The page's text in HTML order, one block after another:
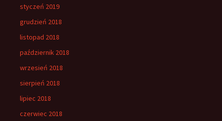
styczeń 2019
grudzień 2018
listopad 2018
październik 2018
wrzesień 2018
sierpień 2018
lipiec 2018
czerwiec 2018